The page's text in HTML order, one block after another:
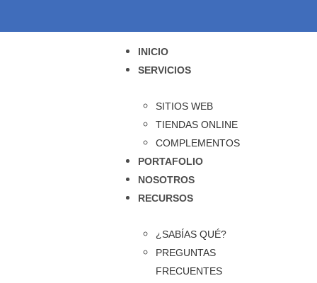
INICIO
SERVICIOS
SITIOS WEB
TIENDAS ONLINE
COMPLEMENTOS
PORTAFOLIO
NOSOTROS
RECURSOS
¿SABÍAS QUÉ?
PREGUNTAS
FRECUENTES